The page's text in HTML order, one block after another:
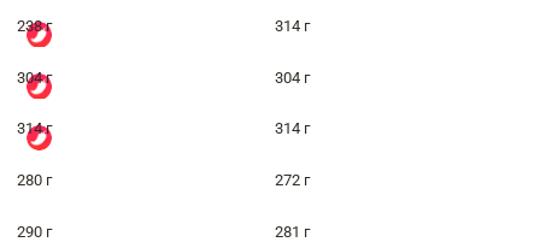
238 г 314 г
304 г 304 г
314 г 314 г
280 г 272 г
290 г 281 г